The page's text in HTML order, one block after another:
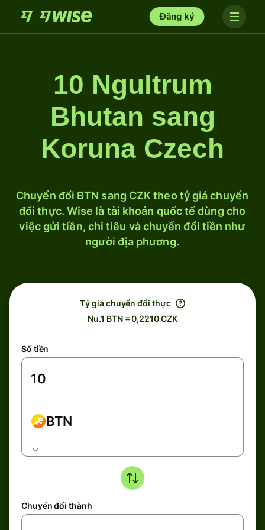
Đăng ký
10 Ngultrum
Bhutan sang
Koruna Czech
Chuyển đổi BTN sang CZK theo tỷ giá chuyển
đổi thực. Wise là tài khoản quốc tế dùng cho
việc gửi tiền, chi tiêu và chuyển đổi tiền như
người địa phương.
Tỷ giá chuyển đổi thực
Nu.1 BTN = 0,2210 CZK
Số tiền
BTN
Chuyển đổi thành